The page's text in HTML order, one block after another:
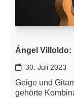
Ángel Villoldo:
30. Juli 2023
Geige und
gehörte